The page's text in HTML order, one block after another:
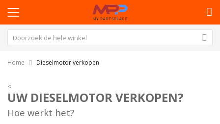
Home Dieselmotor verkopen
<
UW DIESELMOTOR VERKOPEN?
Hoe werkt het?